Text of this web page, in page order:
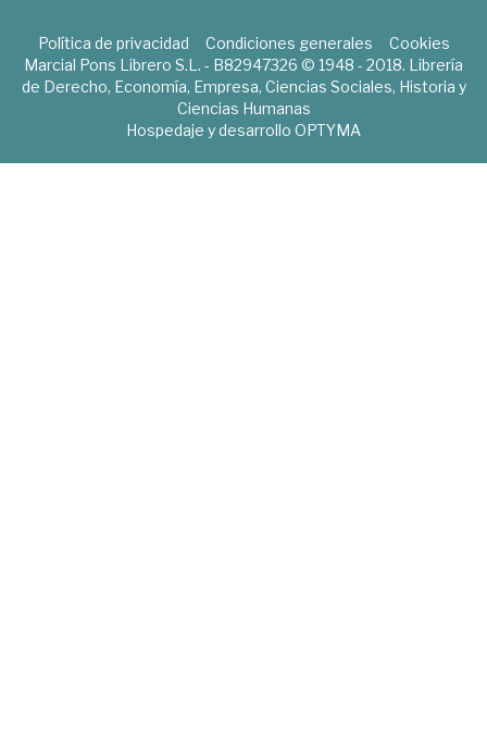
Política de privacidad Condiciones generales
Cookies
Marcial Pons Librero S.L. - B82947326 © 1948 - 2018. Librería
de Derecho, Economía, Empresa, Ciencias Sociales, Historia y
Ciencias Humanas
Hospedaje y desarrollo OPTYMA